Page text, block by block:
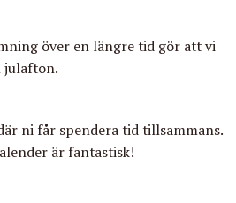
över en längre tid gör att vi
ni får spendera tid tillsammans.
är fantastisk!